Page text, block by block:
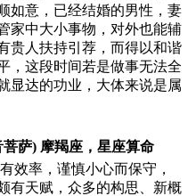
如意，已经结婚的男性，妻
家中大小事物，对外也能辅
贵人扶持引荐，而得以和谐
，这段时间若是做事无法全
显达的功业，大体来说是属
萨) 摩羯座，星座算命
效率，谨慎小心而保守，
有天赋，众多的构思、新概